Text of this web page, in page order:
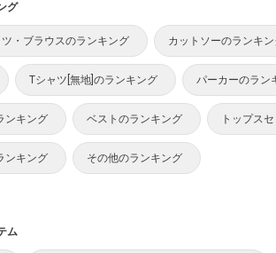
グ
ツ・ブラウスのランキング カットソーのランキ
Tシャツ[無地]のランキング パーカーのラン
ンキング ベストのランキング トップス
ンキング その他のランキング
ム